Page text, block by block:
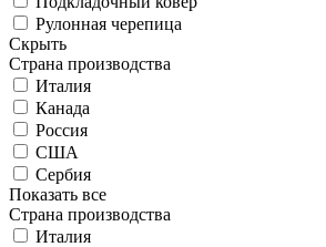
Рулонная черепица
Скрыть
Страна производства
Италия
Канада
Россия
США
Сербия
Показать все
Страна производства
Италия